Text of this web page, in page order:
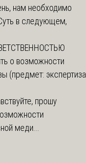
нам необходимо
в следующем,
о возможности
(предмет: экспертиза
прошу
меди...